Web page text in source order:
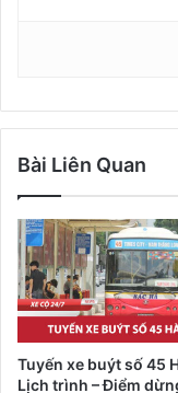
Bài Liên Quan
Tuyến xe buýt số 45
Lịch trình – Điểm